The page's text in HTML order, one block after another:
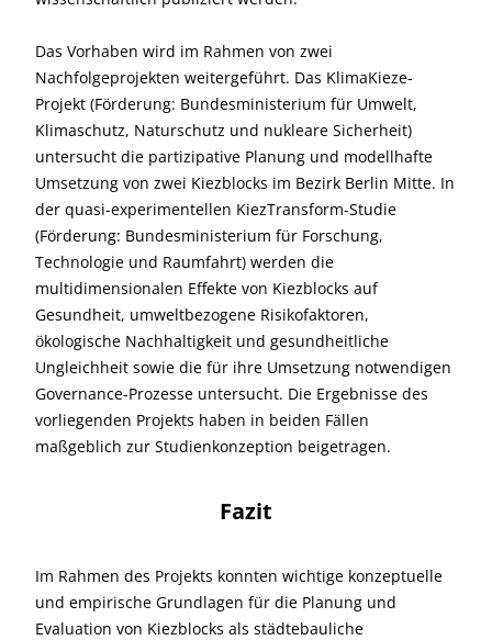
Das Vorhaben wird im Rahmen von zwei
Nachfolgeprojekten weitergeführt. Das KlimaKieze-
Projekt (Förderung: Bundesministerium für Umwelt,
Klimaschutz, Naturschutz und nukleare Sicherheit)
untersucht die partizipative Planung und modellhafte
Umsetzung von zwei Kiezblocks im Bezirk Berlin Mitte. In
der quasi-experimentellen KiezTransform-Studie
(Förderung: Bundesministerium für Forschung,
Technologie und Raumfahrt) werden die
multidimensionalen Effekte von Kiezblocks auf
Gesundheit, umweltbezogene Risikofaktoren,
ökologische Nachhaltigkeit und gesundheitliche
Ungleichheit sowie die für ihre Umsetzung notwendigen
Governance-Prozesse untersucht. Die Ergebnisse des
vorliegenden Projekts haben in beiden Fällen
maßgeblich zur Studienkonzeption beigetragen.
Fazit
Im Rahmen des Projekts konnten wichtige konzeptuelle
und empirische Grundlagen für die Planung und
Evaluation von Kiezblocks als städtebauliche